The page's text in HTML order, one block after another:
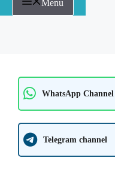
Menu
WhatsApp Channel
Telegram channel